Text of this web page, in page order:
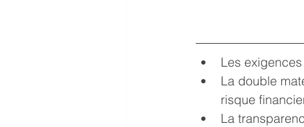
Les
La double
risque
La